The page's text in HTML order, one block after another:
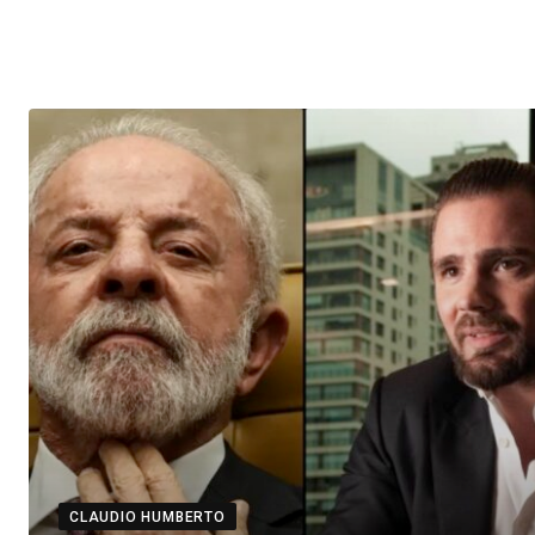
CLAUDIO HUMBERTO